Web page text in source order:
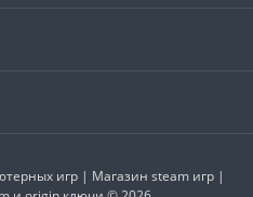
игр | Магазин steam игр |